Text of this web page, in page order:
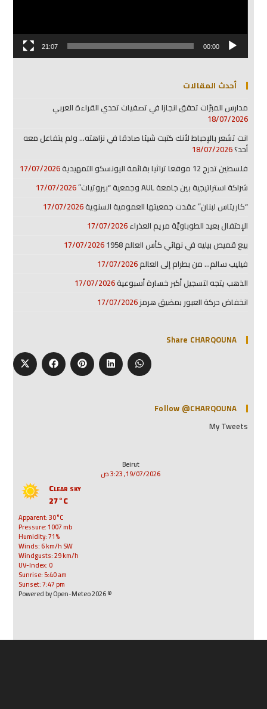
00:00
21:07
أحدث المقالات
مدارس المبرّات تحقق انجازا في تصفيات تحدي القراءة العربي
18/07/2026
انت تشعر بالإحباط لأنك كتبت شيئا صادقا في نزاهته… ولم يتفاعل معه
أحد؟18/07/2026
فلسطين تدرج 12 موقعا تراثيا بقائمة اليونسكو التمهيدية
17/07/2026
شراكة استراتيجية بين جامعة AUL وجمعية “بيروتيات”
17/07/2026
“كاريتاس لبنان” عقدت جمعيتها العمومية السنوية17/07/2026
الإحتفال بعيد الطوباويَّة مريم العذراء17/07/2026
بيع قميص بيليه في نهائي كأس العالم 1958
17/07/2026
فيليب سالم… من بطرام إلى العالم17/07/2026
الذهب يتجه لتسجيل أكبر خسارة أسبوعية17/07/2026
انخفاض حركة العبور بمضيق هرمز17/07/2026
Share CHARQOUNA
Follow @CHARQOUNA
My Tweets
Beirut
19/07/2026, 3:23 ص
Clear sky
27°C
Apparent: 30°C
Pressure: 1007 mb
Humidity: 71%
Winds: 6 km/h SW
Windgusts: 29 km/h
UV-Index: 0
Sunrise: 5:40 am
Sunset: 7:47 pm
© 2026 Powered by Open-Meteo